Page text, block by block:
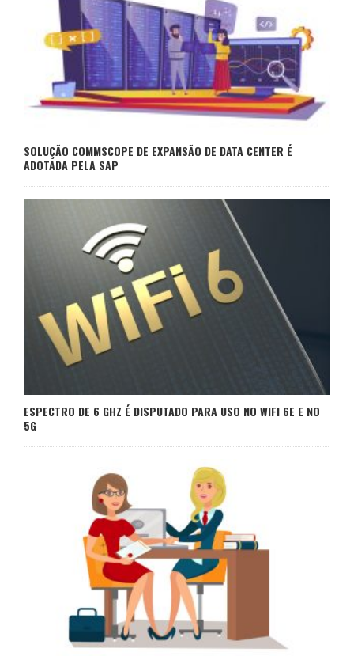
SOLUÇÃO COMMSCOPE DE EXPANSÃO DE DATA CENTER É
ADOTADA PELA SAP
ESPECTRO DE 6 GHZ É DISPUTADO PARA USO NO WIFI 6E E NO
5G